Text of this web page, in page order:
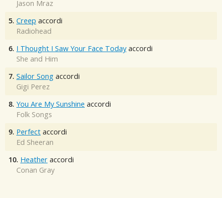
Jason Mraz
5. Creep accordi
Radiohead
6. I Thought I Saw Your Face Today accordi
She and Him
7. Sailor Song accordi
Gigi Perez
8. You Are My Sunshine accordi
Folk Songs
9. Perfect accordi
Ed Sheeran
10. Heather accordi
Conan Gray